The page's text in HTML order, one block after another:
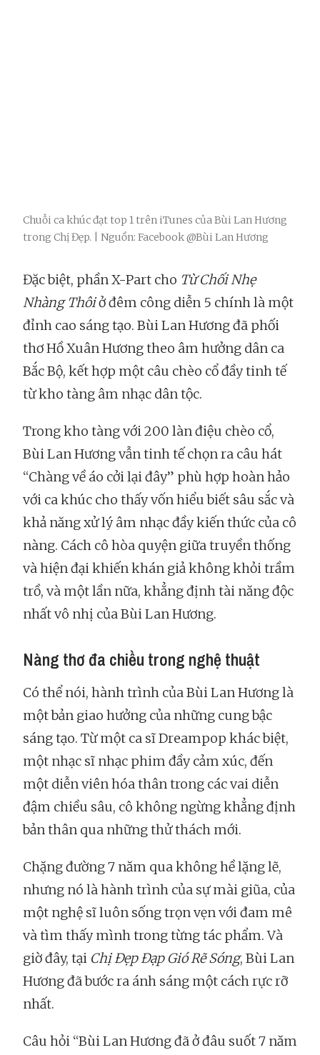
Chuỗi ca khúc đạt top 1 trên iTunes của Bùi Lan Hương
trong Chị Đẹp. | Nguồn: Facebook @Bùi Lan Hương
Đặc biệt, phần X-Part cho Từ Chối Nhẹ
Nhàng Thôiở đêm công diễn 5 chính là một
đỉnh cao sáng tạo. Bùi Lan Hương đã phối
thơ Hồ Xuân Hương theo âm hưởng dân ca
Bắc Bộ, kết hợp một câu chèo cổ đầy tinh tế
từ kho tàng âm nhạc dân tộc.
Trong kho tàng với 200 làn điệu chèo cổ,
Bùi Lan Hương vẫn tinh tế chọn ra câu hát
“Chàng về áo cởi lại đây” phù hợp hoàn hảo
với ca khúc cho thấy vốn hiểu biết sâu sắc và
khả năng xử lý âm nhạc đầy kiến thức của cô
nàng. Cách cô hòa quyện giữa truyền thống
và hiện đại khiến khán giả không khỏi trầm
trồ, và một lần nữa, khẳng định tài năng độc
nhất vô nhị của Bùi Lan Hương.
Nàng thơ đa chiều trong nghệ thuật
Có thể nói, hành trình của Bùi Lan Hương là
một bản giao hưởng của những cung bậc
sáng tạo. Từ một ca sĩ Dreampop khác biệt,
một nhạc sĩ nhạc phim đầy cảm xúc, đến
một diễn viên hóa thân trong các vai diễn
đậm chiều sâu, cô không ngừng khẳng định
bản thân qua những thử thách mới.
Chặng đường 7 năm qua không hề lặng lẽ,
nhưng nó là hành trình của sự mài giũa, của
một nghệ sĩ luôn sống trọn vẹn với đam mê
và tìm thấy mình trong từng tác phẩm. Và
giờ đây, tại Chị Đẹp Đạp Gió Rẽ Sóng, Bùi Lan
Hương đã bước ra ánh sáng một cách rực rỡ
nhất.
Câu hỏi “Bùi Lan Hương đã ở đâu suốt 7 năm